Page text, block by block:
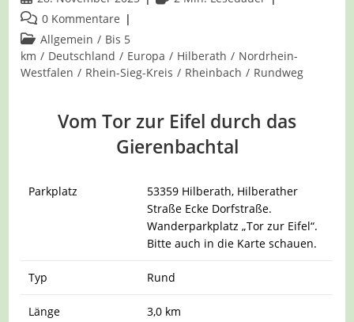
veröffentlicht:
Beitrags-
Kommentare:
0 Kommentare
Beitrags-
Kategorie:
Allgemein / Bis 5
km / Deutschland / Europa / Hilberath / Nordrhein-
Westfalen / Rhein-Sieg-Kreis / Rheinbach / Rundweg
Vom Tor zur Eifel durch das
Gierenbachtal
Parkplatz
53359 Hilberath, Hilberather
Straße Ecke Dorfstraße.
Wanderparkplatz „Tor zur Eifel“.
Bitte auch in die Karte schauen.
Typ Rund
Länge 3,0 km